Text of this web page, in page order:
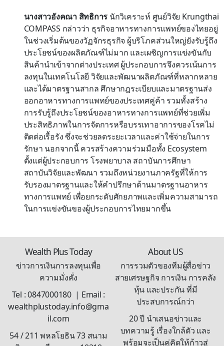
นางสาวอังคณา สิทธิการ นักวิเคราะห์ ศูนย์วิจัย Krungthai
COMPASS กล่าวว่า ธุรกิจอาหารทางการแพทย์ของไทยอยู่
ในช่วงเริ่มต้นของวัฏจักรธุรกิจ ผู้บริโภคส่วนใหญ่ยังรับรู้ถึง
ประโยชน์ของผลิตภัณฑ์ไม่มาก และเผชิญการแข่งขันกับ
สินค้านำเข้าจากต่างประเทศ ผู้ประกอบการจึงควรเน้นการ
ลงทุนในเทคโนโลยี วิจัยและพัฒนาผลิตภัณฑ์ที่หลากหลาย
และได้มาตรฐานสากล ศึกษากฎระเบียบและมาตรฐานส่ง
ออกอาหารทางการแพทย์ของประเทศคู่ค้า รวมทั้งสร้าง
การรับรู้ถึงประโยชน์ของอาหารทางการแพทย์ที่ช่วยเพิ่ม
ประสิทธิภาพในการจัดการหรือบรรเทาอาการของโรคไม่
ติดต่อเรื้อรัง ซึ่งจะช่วยลดระยะเวลาและค่าใช้จ่ายในการ
รักษา นอกจากนี้ ควรสร้างความร่วมมือทั้ง Ecosystem
ตั้งแต่ผู้ประกอบการ โรงพยาบาล สถาบันการศึกษา
สถาบันวิจัยและพัฒนา รวมถึงหน่วยงานภาครัฐที่ให้การ
รับรองมาตรฐานและให้คำปรึกษาด้านมาตรฐานอาหาร
ทางการแพทย์ เพื่อยกระดับศักยภาพและเพิ่มความสามารถ
ในการแข่งขันของผู้ประกอบการไทยมากขึ้น
Wealth Plus Today
ข่าวการเงินการลงทุนเพื่อ
ความมั่งคั่ง
Tel : 0847000180 | Email :
wealthplustoday.info@gma
il.com
54 / 211 พหลโยธิน 73 สนาม
About US
การรวมตัวของทีมผู้สื่อข่าว
สายเศรษฐกิจ การเงิน การคลัง
หุ้น และประกัน ที่มี
ประสบการณ์กว่า
20 ปี นำเสนอข่าวและ
บทความรู้ เรื่องใกล้ตัว และ
พร้อมจะเป็นคู่คิดให้ก้าวสู่